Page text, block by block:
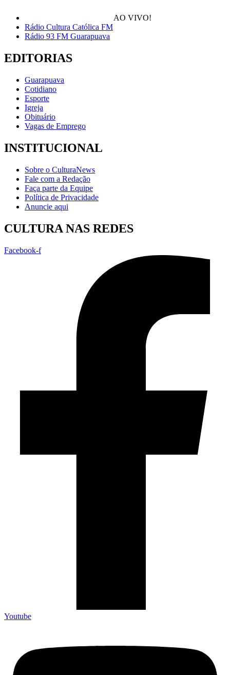
AO VIVO!
Rádio Cultura Católica FM
Rádio 93 FM Guarapuava
EDITORIAS
Guarapuava
Cotidiano
Esporte
Igreja
Obituário
Vagas de Emprego
INSTITUCIONAL
Sobre o CulturaNews
Fale com a Redação
Faça parte da Equipe
Política de Privacidade
Anuncie aqui
CULTURA NAS REDES
Facebook-f
Youtube